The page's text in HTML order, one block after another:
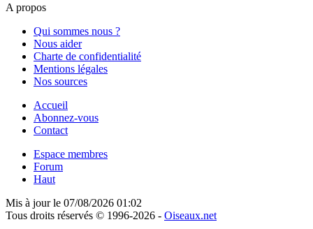
A propos
Qui sommes nous ?
Nous aider
Charte de confidentialité
Mentions légales
Nos sources
Accueil
Abonnez-vous
Contact
Espace membres
Forum
Haut
Mis à jour le 07/08/2026 01:02
Tous droits réservés © 1996-2026 - Oiseaux.net